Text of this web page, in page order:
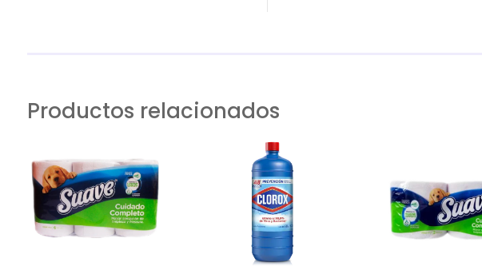
Productos relacionados